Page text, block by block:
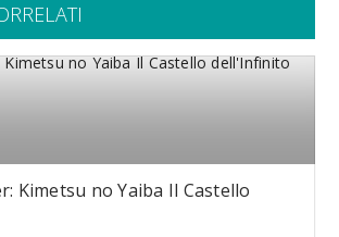
Kimetsu no Yaiba Il Castello